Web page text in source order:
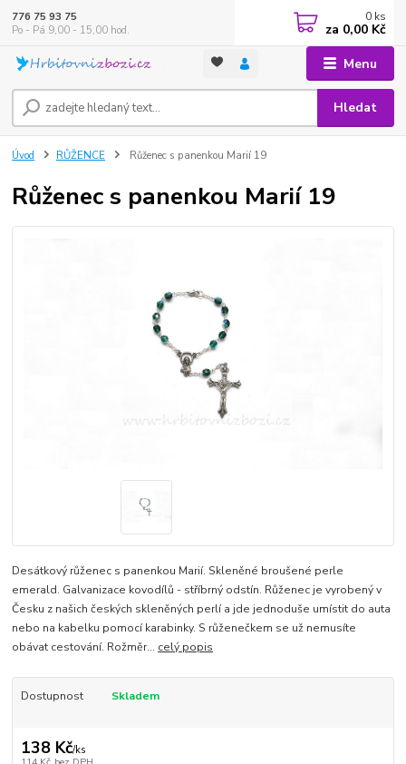
Menu
Hledat
776 75 93 75
Po - Pá 9,00 - 15,00 hod.
0 ks
za 0,00 Kč
Úvod RŮŽENCE Růženec s panenkou Marií 19
Růženec s panenkou Marií 19
Desátkový růženec s panenkou Marií. Skleněné broušené perle
emerald. Galvanizace kovodílů - stříbrný odstín. Růženec je vyrobený v
Česku z našich českých skleněných perlí a jde jednoduše umístit do auta
nebo na kabelku pomocí karabinky. S růženečkem se už nemusíte
obávat cestování. Rožměr... celý popis
Dostupnost Skladem
138 Kč/ks